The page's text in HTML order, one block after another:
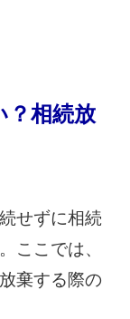
？相続放
せずに相続
ここでは、
棄する際の